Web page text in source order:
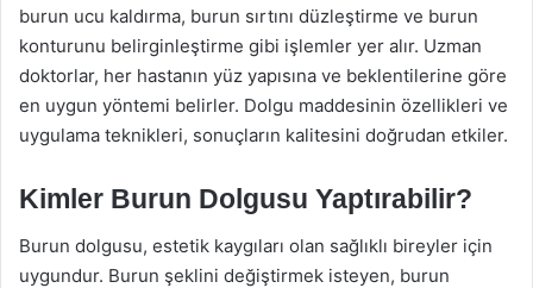
burun ucu kaldırma, burun sırtını düzleştirme ve burun
konturunu belirginleştirme gibi işlemler yer alır. Uzman
doktorlar, her hastanın yüz yapısına ve beklentilerine göre
en uygun yöntemi belirler. Dolgu maddesinin özellikleri ve
uygulama teknikleri, sonuçların kalitesini doğrudan etkiler.
Kimler Burun Dolgusu Yaptırabilir?
Burun dolgusu, estetik kaygıları olan sağlıklı bireyler için
uygundur. Burun şeklini değiştirmek isteyen, burun